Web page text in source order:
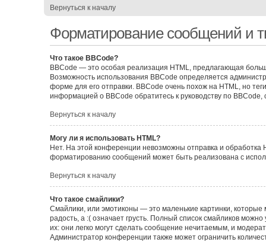
Вернуться к началу
Форматирование сообщений и
Что такое BBCode?
BBCode — это особая реализация HTML, предлагающая
Возможность использования BBCode определяется
форме для его отправки. BBCode очень похож на HTML, но
информацией о BBCode обратитесь к руководству по
Вернуться к началу
Могу ли я использовать HTML?
Нет. На этой конференции невозможны отправка и
форматированию сообщений может быть реализована с
Вернуться к началу
Что такое смайлики?
Смайлики, или эмотиконы — это маленькие картинки,
радость, а :( означает грусть. Полный список смайликов
их: они легко могут сделать сообщение нечитаемым, и
Администратор конференции также может ограничить